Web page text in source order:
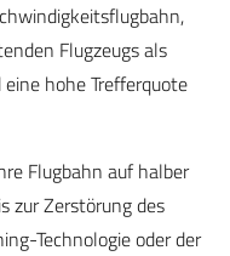
Flugzeugs als
hohe Trefferquote
Flugbahn auf halber
zur Zerstörung des
Technologie oder der